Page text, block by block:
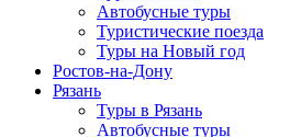
Автобусные туры
Туристические поезда
Туры на Новый год
Ростов-на-Дону
Рязань
Туры в Рязань
Автобусные туры